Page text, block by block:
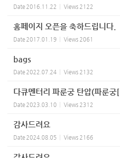
Date 2016.11.22 Views 2122
홈페이지 오픈을 축하드립니다.
Date 2017.01.19 Views 2061
bags
Date 2022.07.24 Views 2132
다큐멘터리 파룬궁 탄압(파룬
Date 2023.03.10 Views 2312
감사드려요
Date 2024.08.05 Views 2166